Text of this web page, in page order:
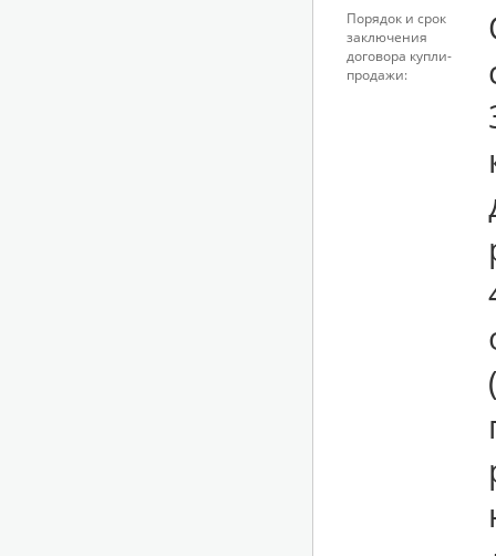
Порядок и срок
заключения
договора купли-
продажи: